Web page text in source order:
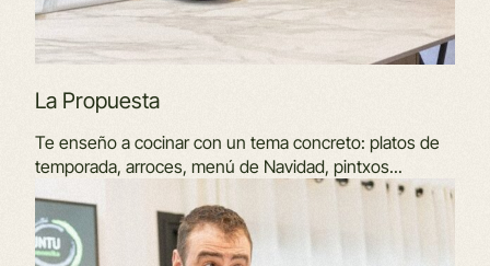
La Propuesta
Te enseño a cocinar con un tema concreto: platos de
temporada, arroces, menú de Navidad, pintxos...